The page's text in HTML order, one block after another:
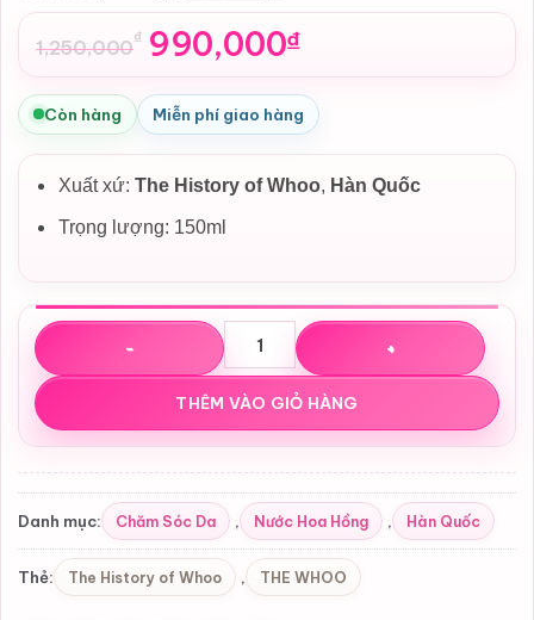
1,250,000₫
Giá
gốc
là:
1,250,000₫.
990,000₫
Giá
hiện
tại
là:
990,000₫.
Còn hàng Miễn phí giao hàng
Xuất xứ: The History of Whoo, Hàn Quốc
Trọng lượng: 150ml
Nước Cân Bằng THE WHOO Gong Jin Hyang Brightening
THÊM VÀO GIỎ HÀNG
Danh mục: Chăm Sóc Da , Nước Hoa Hồng , Hàn Quốc
Thẻ: The History of Whoo , THE WHOO